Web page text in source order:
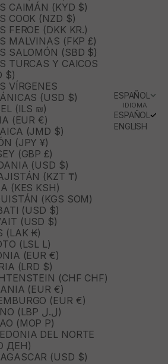
CAIMÁN (KYD $)
COOK (NZD $)
FEROE (DKK KR.)
MALVINAS (FKP £)
SALOMÓN (SBD $)
TURCAS Y CAICOS
$)
VÍRGENES
(USD $)
(ILS ₪)
(EUR €)
(JMD $)
(JPY ¥)
(GBP £)
(USD $)
(KZT ₸)
(KES KSH)
(KGS SOM)
(USD $)
(USD $)
(LAK ₭)
(LSL L)
(EUR €)
(LRD $)
(CHF CHF)
(EUR €)
(EUR €)
LÍBANO (LBP ل.ل)
(MOP P)
DEL NORTE
ДЕН)
(USD $)
ESPAÑOL
IDIOMA
ESPAÑOL
ENGLISH